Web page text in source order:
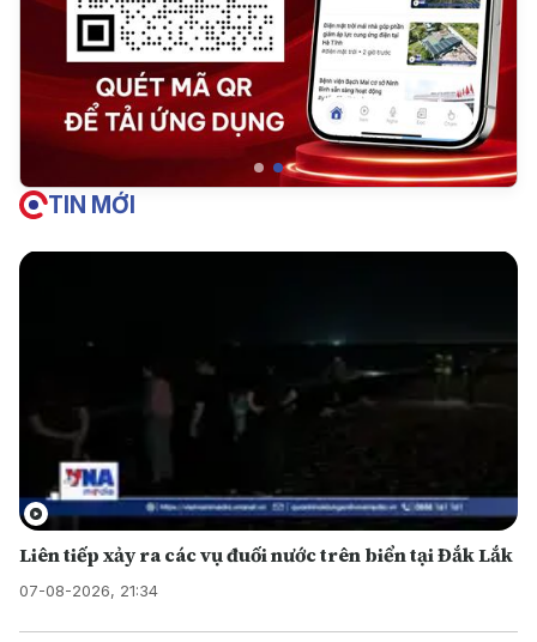
TIN MỚI
Liên tiếp xảy ra các vụ đuối nước trên biển tại Đắk Lắk
07-08-2026, 21:34